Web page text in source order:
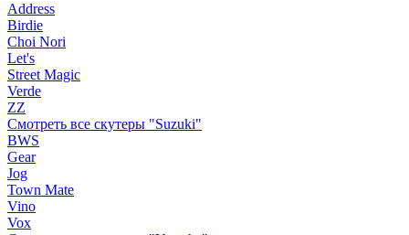
Address
Birdie
Choi Nori
Let's
Street Magic
Verde
ZZ
Смотреть все скутеры "Suzuki"
BWS
Gear
Jog
Town Mate
Vino
Vox